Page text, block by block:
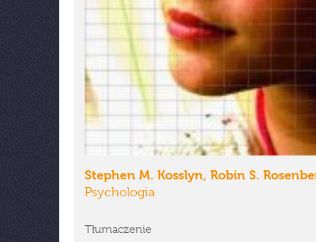
Stephen M. Kosslyn, Robin S.
Psychologia
Tłumaczenie